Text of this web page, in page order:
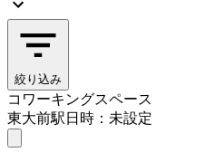
絞り込み
コワーキングスペース
東大前駅日時：未設定